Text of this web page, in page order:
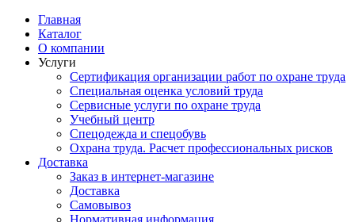
Главная
Каталог
О компании
Услуги
Сертификация организации работ по охране труда
Специальная оценка условий труда
Сервисные услуги по охране труда
Учебный центр
Спецодежда и спецобувь
Охрана труда. Расчет профессиональных рисков
Доставка
Заказ в интернет-магазине
Доставка
Самовывоз
Нормативная информация